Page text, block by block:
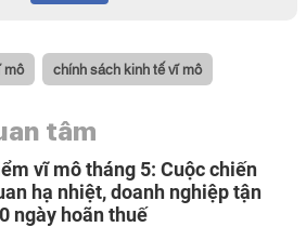
mô chính sách kinh tế vĩ mô
tâm
vĩ mô tháng 5: Cuộc chiến
hạ nhiệt, doanh nghiệp tận
ngày hoãn thuế